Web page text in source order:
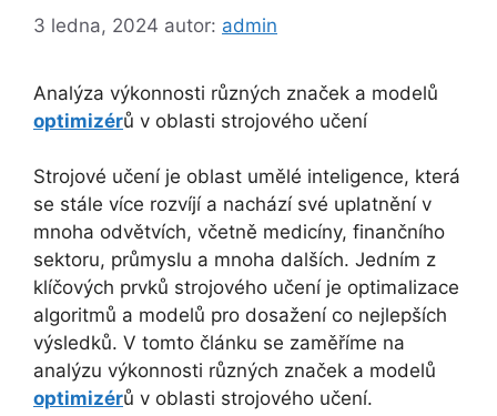
3 ledna, 2024 autor: admin
Analýza výkonnosti různých značek a modelů
optimizérů v oblasti strojového učení
Strojové učení je oblast umělé inteligence, která
se stále více rozvíjí a nachází své uplatnění v
mnoha odvětvích, včetně medicíny, finančního
sektoru, průmyslu a mnoha dalších. Jedním z
klíčových prvků strojového učení je optimalizace
algoritmů a modelů pro dosažení co nejlepších
výsledků. V tomto článku se zaměříme na
analýzu výkonnosti různých značek a modelů
optimizérů v oblasti strojového učení.